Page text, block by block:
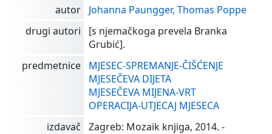
autor
Johanna Paungger, Thomas Poppe
drugi autori
[s njemačkoga prevela Branka
Grubić].
predmetnice
MJESEC-SPREMANJE-ČIŠĆENJE
MJESEČEVA DIJETA
MJESEČEVA MIJENA-VRT
OPERACIJA-UTJECAJ MJESECA
izdavač
Zagreb: Mozaik knjiga, 2014. -